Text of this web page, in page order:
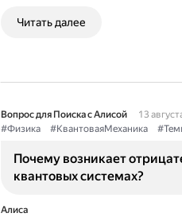
Читать далее
Вопрос для Поиска с Алисой
13
#Физика
#КвантоваяМеханика
Почему возникает
квантовых системах?
Алиса